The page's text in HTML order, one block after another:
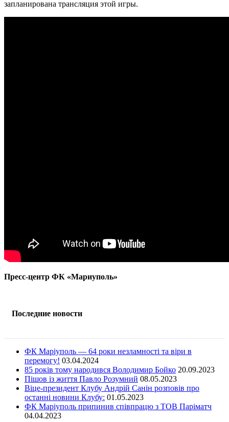
запланирована трансляция этой игры.
Пресс-центр ФК «Мариуполь»
Последние новости
ФК Маріуполь — 64 роки незламності та віри в
перемогу! 03.04.2024
85 років тому народився Володимир Бойко 20.09.2023
Пішов із життя Павло Розумний 08.05.2023
Віце-президент Клубу Андрій Санін розповів про
останні новини Клубу: 01.05.2023
ФК Маріуполь припинив співпрацю з ТОВ Паріматч
04.04.2023